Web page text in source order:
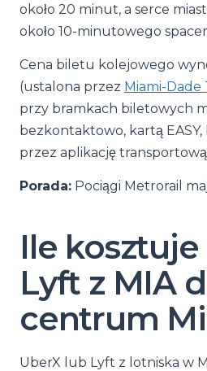
około 20 minut, a serce
około 10-minutowego
Cena biletu kolejowego
(ustalona przez Miami-Dade
przy bramkach biletowych
bezkontaktowo, kartą
przez aplikację
Porada: Pociągi Metrorail
Ile
Lyft z MIA
centrum
UberX lub Lyft z lotniska w